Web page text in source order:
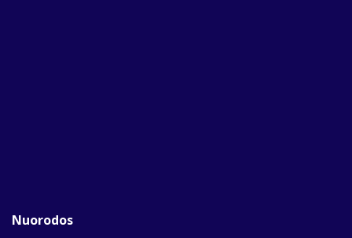
Nuorodos